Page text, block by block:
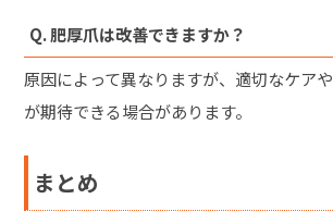
Q. 肥厚爪は改善できますか？
原因によって異なりますが、適切なケア
が期待できる場合があります。
まとめ